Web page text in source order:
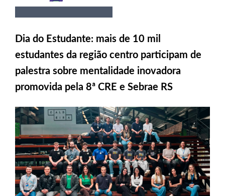
Dia do Estudante: mais de 10 mil
estudantes da região centro participam de
palestra sobre mentalidade inovadora
promovida pela 8ª CRE e Sebrae RS